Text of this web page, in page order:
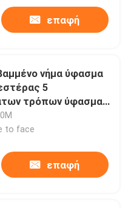
επαφή
νήμα ύφασμα
5
τρόπων ύφασμα
την επένδυση
to face
επαφή